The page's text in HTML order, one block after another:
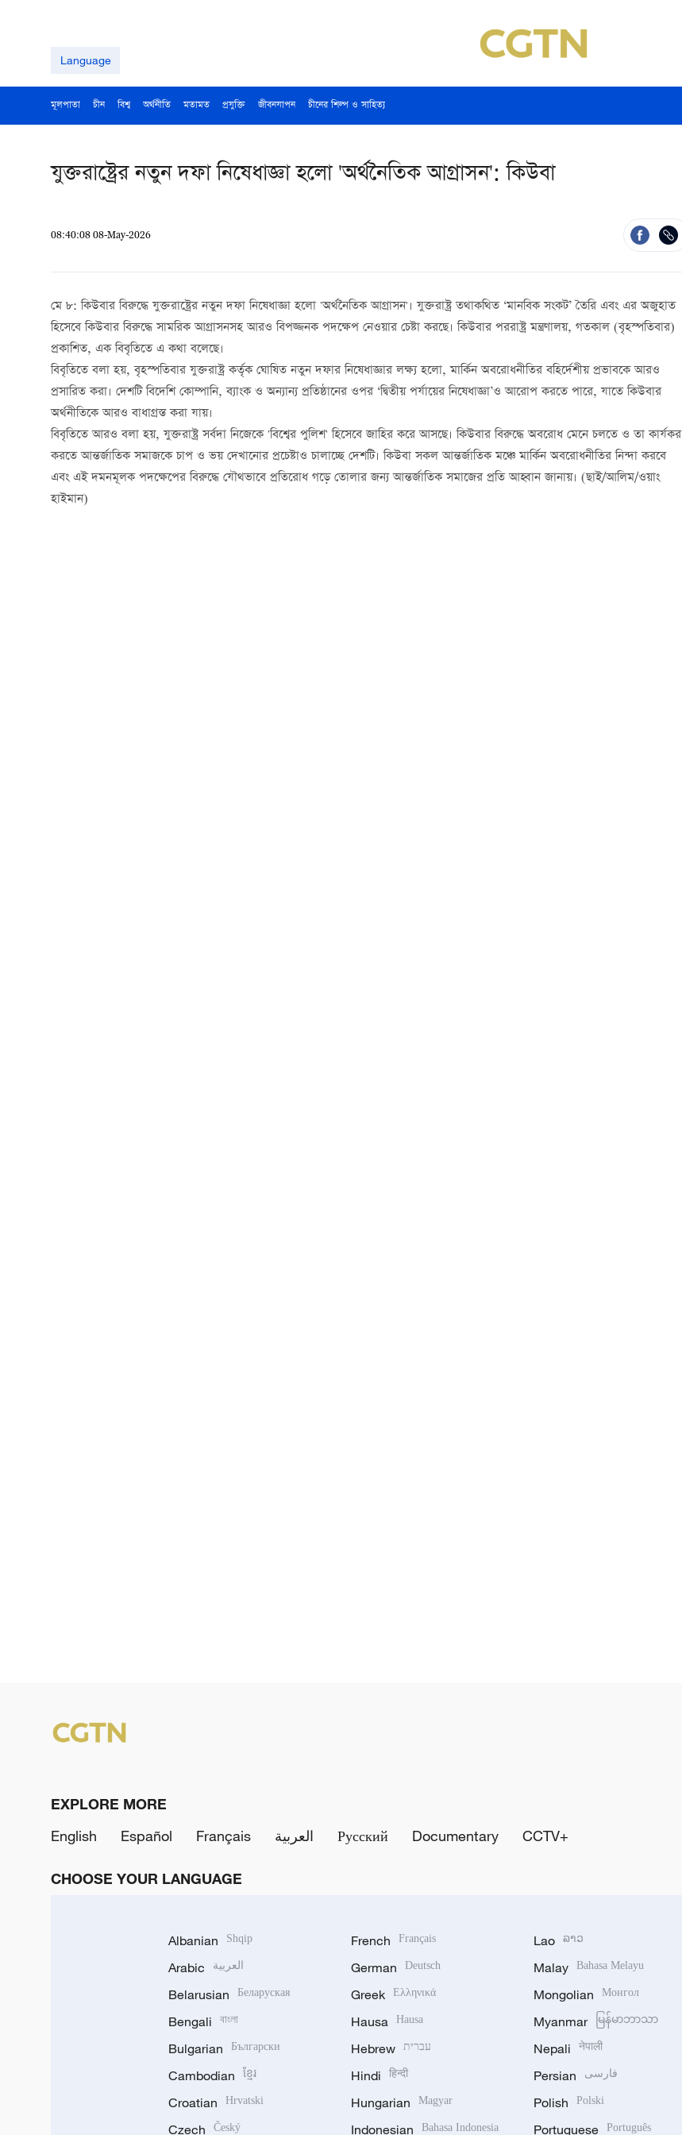
Language
মূলপাতা চীন বিশ্ব অর্থনীতি মতামত প্রযুক্তি জীবনযাপন চীনের শিল্প ও সাহিত্য
যুক্তরাষ্ট্রের নতুন দফা নিষেধাজ্ঞা হলো 'অর্থনৈতিক আগ্রাসন': কিউবা
08:40:08 08-May-2026
মে ৮: কিউবার বিরুদ্ধে যুক্তরাষ্ট্রের নতুন দফা নিষেধাজ্ঞা হলো 'অর্থনৈতিক আগ্রাসন'। যুক্তরাষ্ট্র তথাকথিত ‘মানবিক সংকট’ তৈরি এবং এর অজুহাত
হিসেবে কিউবার বিরুদ্ধে সামরিক আগ্রাসনসহ আরও বিপজ্জনক পদক্ষেপ নেওয়ার চেষ্টা করছে। কিউবার পররাষ্ট্র মন্ত্রণালয়, গতকাল (বৃহস্পতিবার)
প্রকাশিত, এক বিবৃতিতে এ কথা বলেছে।
বিবৃতিতে বলা হয়, বৃহস্পতিবার যুক্তরাষ্ট্র কর্তৃক ঘোষিত নতুন দফার নিষেধাজ্ঞার লক্ষ্য হলো, মার্কিন অবরোধনীতির বহির্দেশীয় প্রভাবকে আরও
প্রসারিত করা। দেশটি বিদেশি কোম্পানি, ব্যাংক ও অন্যান্য প্রতিষ্ঠানের ওপর ‘দ্বিতীয় পর্যায়ের নিষেধাজ্ঞা’ও আরোপ করতে পারে, যাতে কিউবার
অর্থনীতিকে আরও বাধাগ্রস্ত করা যায়।
বিবৃতিতে আরও বলা হয়, যুক্তরাষ্ট্র সর্বদা নিজেকে 'বিশ্বের পুলিশ' হিসেবে জাহির করে আসছে। কিউবার বিরুদ্ধে অবরোধ মেনে চলতে ও তা কার্যকর
করতে আন্তর্জাতিক সমাজকে চাপ ও ভয় দেখানোর প্রচেষ্টাও চালাচ্ছে দেশটি। কিউবা সকল আন্তর্জাতিক মঞ্চে মার্কিন অবরোধনীতির নিন্দা করবে
এবং এই দমনমূলক পদক্ষেপের বিরুদ্ধে যৌথভাবে প্রতিরোধ গড়ে তোলার জন্য আন্তর্জাতিক সমাজের প্রতি আহ্বান জানায়। (ছাই/আলিম/ওয়াং
হাইমান)
EXPLORE MORE
English
Español Français العربية Русский Documentary CCTV+
CHOOSE YOUR LANGUAGE
Albanian Shqip
Arabic العربية
Belarusian Беларуская
Bengali বাংলা
Bulgarian Български
Cambodian ខ្មែរ
Croatian Hrvatski
Czech Český
French Français
German Deutsch
Greek Ελληνικά
Hausa Hausa
Hebrew עברית
Hindi हिन्दी
Hungarian Magyar
Indonesian Bahasa Indonesia
Lao ລາວ
Malay Bahasa Melayu
Mongolian Монгол
Myanmar မြန်မာဘာသာ
Nepali नेपाली
Persian فارسی
Polish Polski
Portuguese Português